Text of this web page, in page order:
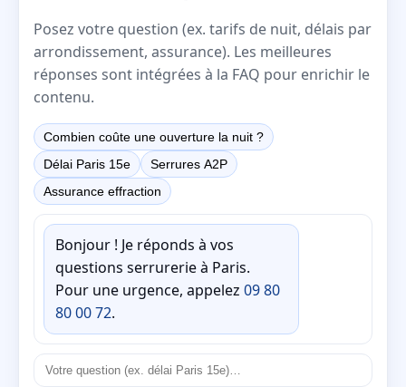
Posez votre question (ex. tarifs de nuit, délais par
arrondissement, assurance). Les meilleures
réponses sont intégrées à la FAQ pour enrichir le
contenu.
Combien coûte une ouverture la nuit ?
Délai Paris 15e
Serrures A2P
Assurance effraction
Bonjour ! Je réponds à vos
questions serrurerie à Paris.
Pour une urgence, appelez 09 80
80 00 72.